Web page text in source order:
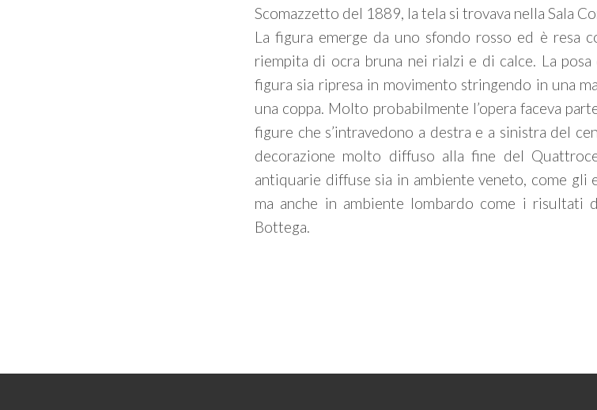
Scomazzetto del 1889, la tela si trovava nella Sala
La figura emerge da uno sfondo rosso ed è resa
riempita di ocra bruna nei rialzi e di calce. La
figura sia ripresa in movimento stringendo in una
una coppa. Molto probabilmente l’opera faceva
figure che s’intravedono a destra e a sinistra del
decorazione molto diffuso alla fine del
antiquarie diffuse sia in ambiente veneto, come gli
ma anche in ambiente lombardo come i risultati
Bottega.